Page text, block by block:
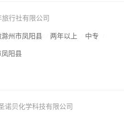
行社有限公司
滁州市凤阳县 两年以上 中专
凤阳县
诺贝化学科技有限公司